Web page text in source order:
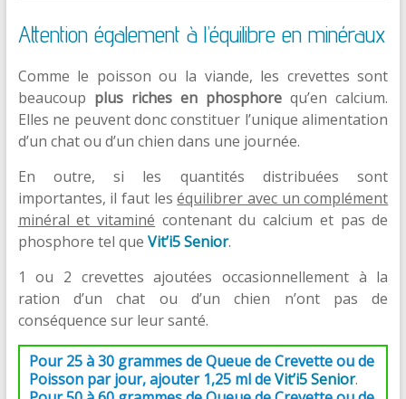
Attention également à l’équilibre en minéraux
Comme le poisson ou la viande, les crevettes sont
beaucoup plus riches en phosphore qu’en calcium.
Elles ne peuvent donc constituer l’unique alimentation
d’un chat ou d’un chien dans une journée.
En outre, si les quantités distribuées sont
importantes, il faut leséquilibrer avec un complément
minéral et vitaminé contenant du calcium et pas de
phosphore tel que Vit’i5 Senior.
1 ou 2 crevettes ajoutées occasionnellement à la
ration d’un chat ou d’un chien n’ont pas de
conséquence sur leur santé.
Pour 25 à 30 grammes de Queue de Crevette ou de
Poisson par jour, ajouter 1,25 ml deVit’i5 Senior.